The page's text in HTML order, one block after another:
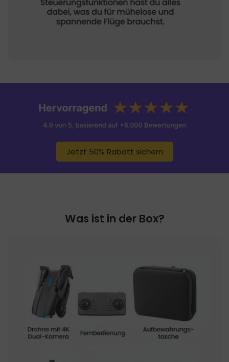
Jetzt 50% Rabatt sichern
Was ist in der Box?